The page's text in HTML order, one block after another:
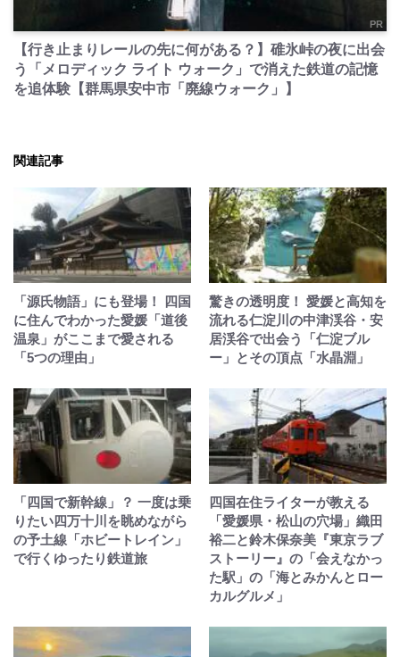
PR
【行き止まりレールの先に何がある？】碓氷峠の夜に出会
う「メロディック ライト ウォーク」で消えた鉄道の記憶
を追体験【群馬県安中市「廃線ウォーク」】
関連記事
「源氏物語」にも登場！ 四国
に住んでわかった愛媛「道後
温泉」がここまで愛される
「5つの理由」
驚きの透明度！ 愛媛と高知を
流れる仁淀川の中津渓谷・安
居渓谷で出会う「仁淀ブル
ー」とその頂点「水晶淵」
「四国で新幹線」？ 一度は乗
りたい四万十川を眺めながら
の予土線「ホビートレイン」
で行くゆったり鉄道旅
四国在住ライターが教える
「愛媛県・松山の穴場」織田
裕二と鈴木保奈美『東京ラブ
ストーリー』の「会えなかっ
た駅」の「海とみかんとロー
カルグルメ」